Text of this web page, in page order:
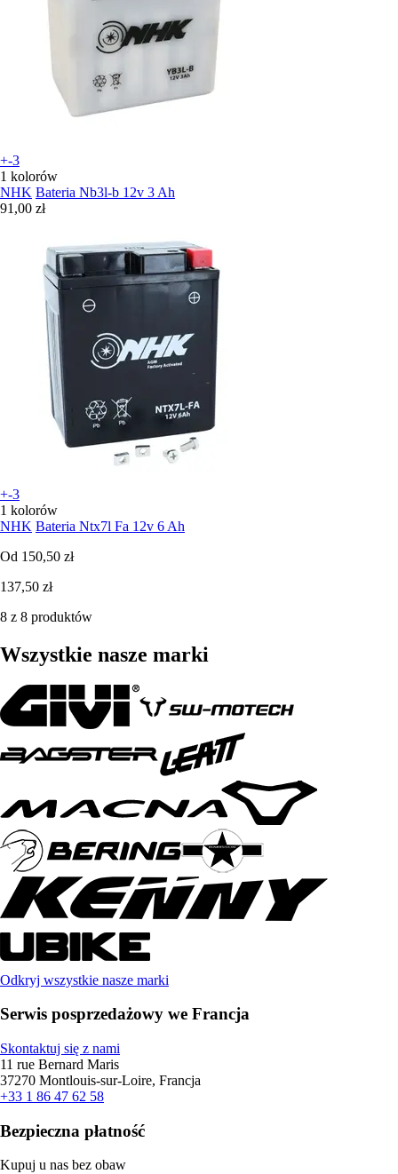
+-3
1 kolorów
NHK Bateria Nb3l-b 12v 3 Ah
91,00 zł
+-3
1 kolorów
NHK Bateria Ntx7l Fa 12v 6 Ah
Od 150,50 zł
137,50 zł
8 z 8 produktów
Wszystkie nasze marki
Odkryj wszystkie nasze marki
Serwis posprzedażowy we Francja
Skontaktuj się z nami
11 rue Bernard Maris
37270 Montlouis-sur-Loire, Francja
+33 1 86 47 62 58
Bezpieczna płatność
Kupuj u nas bez obaw